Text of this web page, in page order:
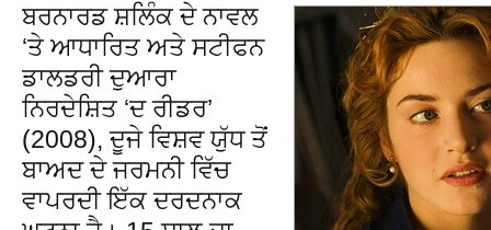
ਬਰਨਾਰਡ ਸ਼ਲਿੰਕ ਦੇ ਨਾਵਲ
‘ਤੇ ਆਧਾਰਿਤ ਅਤੇ ਸਟੀਫਨ
ਡਾਲਡਰੀ ਦੁਆਰਾ
ਨਿਰਦੇਸ਼ਿਤ ‘ਦ ਰੀਡਰ’
(2008), ਦੂਜੇ ਵਿਸ਼ਵ ਯੁੱਧ ਤੋਂ
ਬਾਅਦ ਦੇ ਜਰਮਨੀ ਵਿੱਚ
ਵਾਪਰਦੀ ਇੱਕ ਦਰਦਨਾਕ